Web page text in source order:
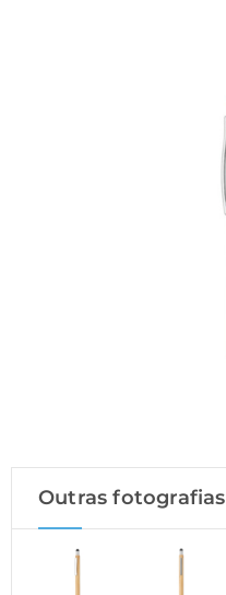
Outras fotografias